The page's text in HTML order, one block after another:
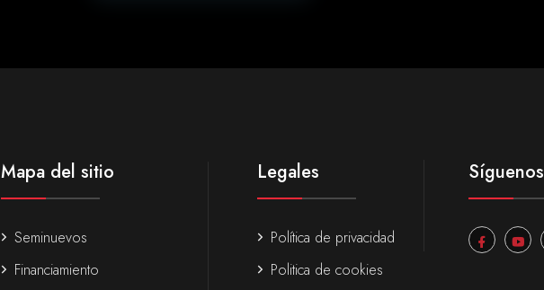
Mapa del sitio
Seminuevos
Financiamiento
Legales
Política de privacidad
Politica de cookies
Síguenos